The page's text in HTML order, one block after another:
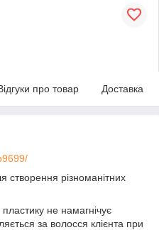
про товар Доставка
створення різноманітних
не намагнічує
за волосся клієнта при